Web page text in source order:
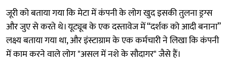
जूरी को बताया गया कि मेटा में कंपनी के लोग खुद इसकी तुलना ड्रग्स
और जुए से करते थे। यूट्यूब के एक दस्तावेज में “दर्शक को आदी बनाना”
लक्ष्य बताया गया था, और इंस्टाग्राम के एक कर्मचारी ने लिखा कि कंपनी
में काम करने वाले लोग "असल में नशे के सौदागर" जैसे हैं।